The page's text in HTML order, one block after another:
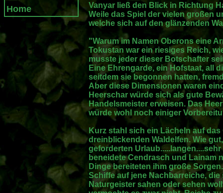
Home
Vanyar ließ den Blick in Richtung
Weile das Spiel der vielen großen
welche sich auf den glänzenden
"Warum im Namen Oberons eine
Tokustan war ein riesiges Reich,
musste jeder dieser Botschafter
Eine Ehrengarde, ein Hofstaat, all
seitdem sie begonnen hatten,
Aber diese Dimensionen waren
Heerschar würde sich als gute
Handelsmeister erweisen. Das
würde wohl noch einiger
Kurz stahl sich ein Lächeln auf
dreinblickenden Waldelfen. Wie
geforderten
beneidete Cendrasch und Lainam
Dinge bereiteten ihm große
Schiffe auf jene Nachbarreiche,
Naturgeister sahen oder sehen